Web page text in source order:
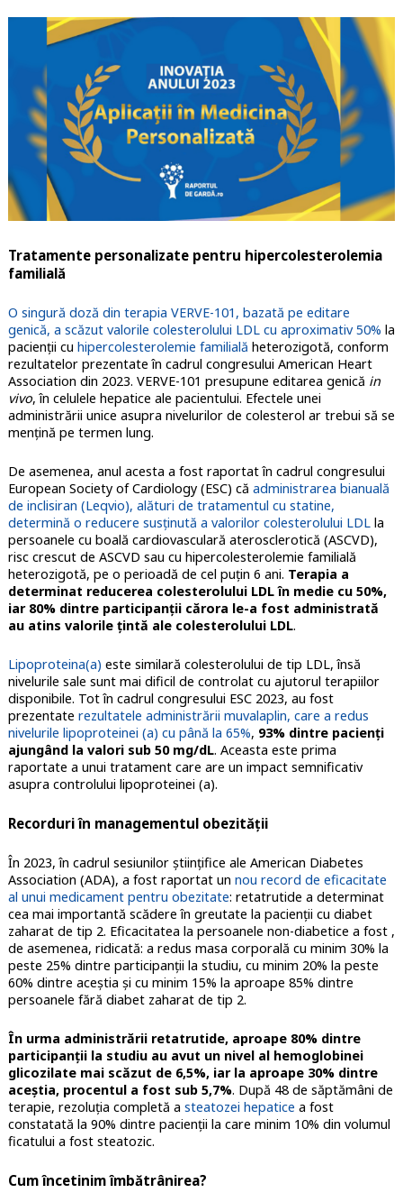
Tratamente personalizate pentru hipercolesterolemia
familială
O singură doză din terapia VERVE-101, bazată pe editare
genică, a scăzut valorile colesterolului LDL cu aproximativ 50% la
pacienţii cu hipercolesterolemie familială heterozigotă, conform
rezultatelor prezentate în cadrul congresului American Heart
Association din 2023. VERVE-101 presupune editarea genică in
vivo, în celulele hepatice ale pacientului. Efectele unei
administrării unice asupra nivelurilor de colesterol ar trebui să se
menţină pe termen lung.
De asemenea, anul acesta a fost raportat în cadrul congresului
European Society of Cardiology (ESC) că administrarea bianuală
de inclisiran (Leqvio), alături de tratamentul cu statine,
determină o reducere susținută a valorilor colesterolului LDL la
persoanele cu boală cardiovasculară aterosclerotică (ASCVD),
risc crescut de ASCVD sau cu hipercolesterolemie familială
heterozigotă, pe o perioadă de cel puțin 6 ani. Terapia a
determinat reducerea colesterolului LDL în medie cu 50%,
iar 80% dintre participanţii cărora le-a fost administrată
au atins valorile ţintă ale colesterolului LDL.
Lipoproteina(a) este similară colesterolului de tip LDL, însă
nivelurile sale sunt mai dificil de controlat cu ajutorul terapiilor
disponibile. Tot în cadrul congresului ESC 2023, au fost
prezentate rezultatele administrării muvalaplin, care a redus
nivelurile lipoproteinei (a) cu până la 65%, 93% dintre pacienţi
ajungând la valori sub 50 mg/dL. Aceasta este prima
raportate a unui tratament care are un impact semnificativ
asupra controlului lipoproteinei (a).
Recorduri în managementul obezităţii
În 2023, în cadrul sesiunilor științifice ale American Diabetes
Association (ADA), a fost raportat un nou record de eficacitate
al unui medicament pentru obezitate: retatrutide a determinat
cea mai importantă scădere în greutate la pacienţii cu diabet
zaharat de tip 2. Eficacitatea la persoanele non-diabetice a fost ,
de asemenea, ridicată: a redus masa corporală cu minim 30% la
peste 25% dintre participanţii la studiu, cu minim 20% la peste
60% dintre aceștia și cu minim 15% la aproape 85% dintre
persoanele fără diabet zaharat de tip 2.
În urma administrării retatrutide, aproape 80% dintre
participanţii la studiu au avut un nivel al hemoglobinei
glicozilate mai scăzut de 6,5%, iar la aproape 30% dintre
aceştia, procentul a fost sub 5,7%. După 48 de săptămâni de
terapie, rezoluţia completă a steatozei hepatice a fost
constatată la 90% dintre pacienţii la care minim 10% din volumul
ficatului a fost steatozic.
Cum încetinim îmbătrânirea?